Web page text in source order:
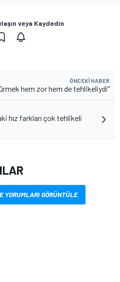
veya Kaydedin
ÖNCEKI HABER
hem zor hem de tehlikeliydi”
hız farkları çok tehlikeli
YORUMLARI GÖRÜNTÜLE